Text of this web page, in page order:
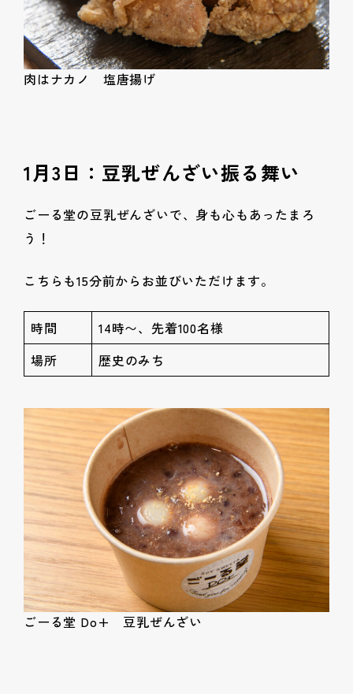
肉はナカノ 塩唐揚げ
1月3日：豆乳ぜんざい振る舞い
ごーる堂の豆乳ぜんざいで、身も心もあったまろ
う！
こちらも15分前からお並びいただけます。
時間
14時〜、先着100名様
場所
歴史のみち
ごーる堂 Do+ 豆乳ぜんざい